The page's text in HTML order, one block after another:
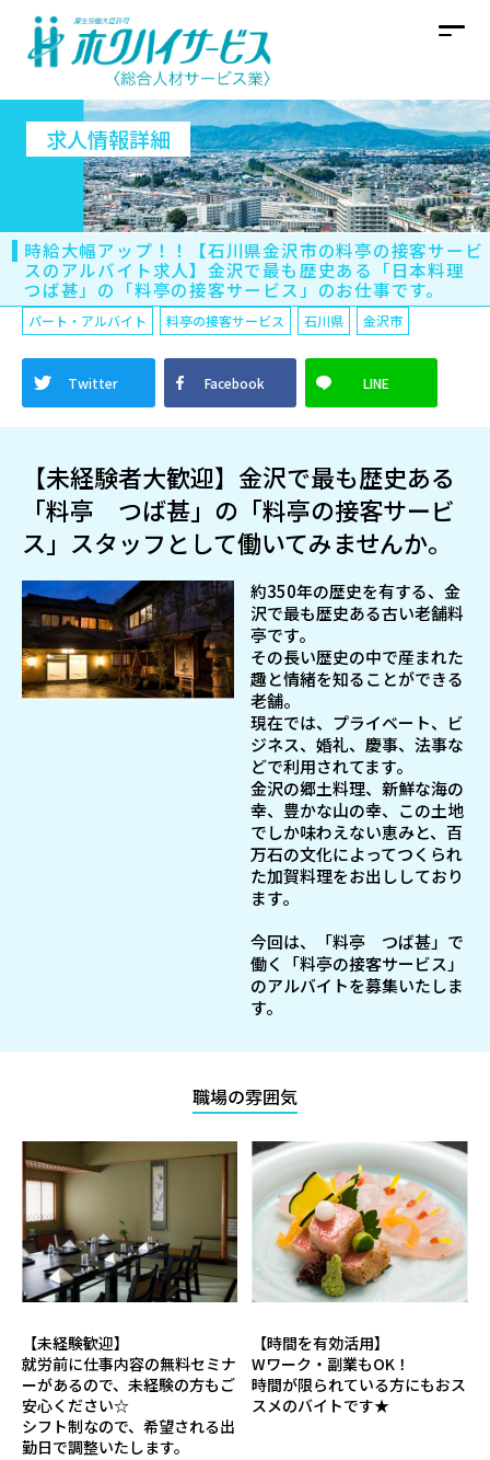
求人情報詳細
時給大幅アップ！！【石川県金沢市の料亭の接客サービ
スのアルバイト求人】金沢で最も歴史ある「日本料理
つば甚」の「料亭の接客サービス」のお仕事です。
パート・アルバイト 料亭の接客サービス 石川県 金沢市
Twitter Facebook LINE
【未経験者大歓迎】金沢で最も歴史ある
「料亭 つば甚」の「料亭の接客サービ
ス」スタッフとして働いてみませんか。
約350年の歴史を有する、金
沢で最も歴史ある古い老舗料
亭です。
その長い歴史の中で産まれた
趣と情緒を知ることができる
老舗。
現在では、プライベート、ビ
ジネス、婚礼、慶事、法事な
どで利用されてます。
金沢の郷土料理、新鮮な海の
幸、豊かな山の幸、この土地
でしか味わえない恵みと、百
万石の文化によってつくられ
た加賀料理をお出ししており
ます。
今回は、「料亭 つば甚」で
働く「料亭の接客サービス」
のアルバイトを募集いたしま
す。
職場の雰囲気
【未経験歓迎】
就労前に仕事内容の無料セミナ
ーがあるので、未経験の方もご
安心ください☆
シフト制なので、希望される出
勤日で調整いたします。
【時間を有効活用】
Wワーク・副業もOK！
時間が限られている方にもおス
スメのバイトです★